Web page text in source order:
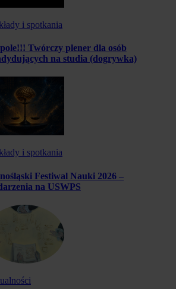
i spotkania
Twórczy plener dla osób
na studia (dogrywka)
i spotkania
Festiwal Nauki 2026 –
na USWPS